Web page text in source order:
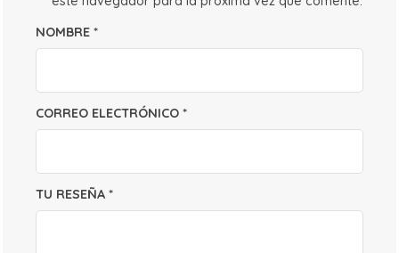
TU RESEÑA *
NOMBRE *
CORREO ELECTRÓNICO *